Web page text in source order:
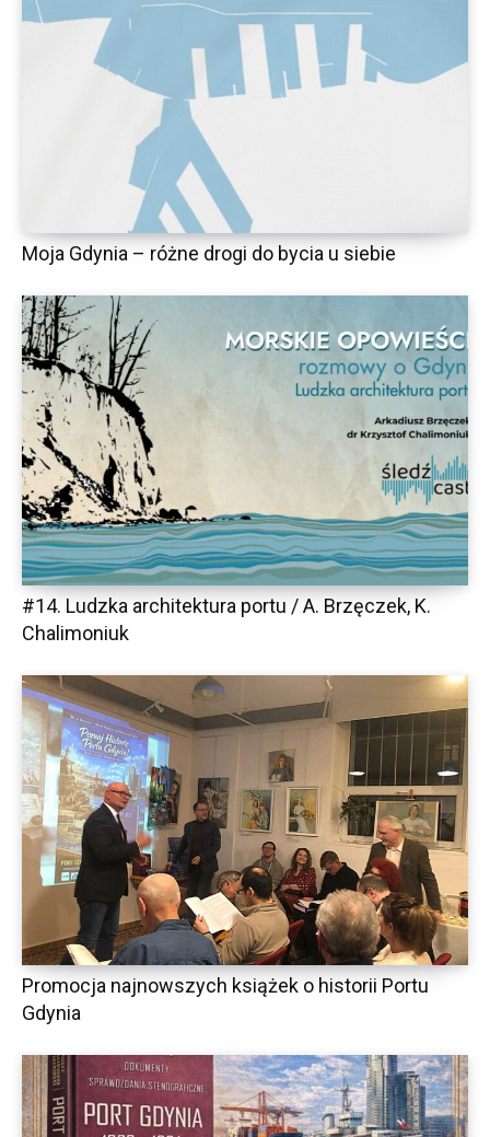
Moja Gdynia – różne drogi do bycia u siebie
#14. Ludzka architektura portu / A. Brzęczek, K.
Chalimoniuk
Promocja najnowszych książek o historii Portu
Gdynia